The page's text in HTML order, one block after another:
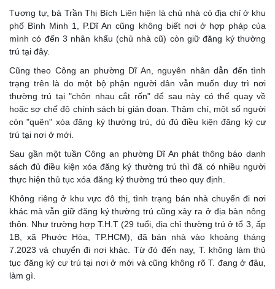
Tương tự, bà Trần Thị Bích Liên hiện là chủ nhà có địa chỉ ở khu
phố Bình Minh 1, P.Dĩ An cũng không biết nơi ở hợp pháp của
mình có đến 3 nhân khẩu (chủ nhà cũ) còn giữ đăng ký thường
trú tại đây.
Cũng theo Công an phường Dĩ An, nguyên nhân dẫn đến tình
trạng trên là do một bộ phận người dân vẫn muốn duy trì nơi
thường trú tại "chôn nhau cắt rốn" để sau này có thể quay về
hoặc sợ chế độ chính sách bị gián đoạn. Thậm chí, một số người
còn "quên" xóa đăng ký thường trú, dù đủ điều kiện đăng ký cư
trú tại nơi ở mới.
Sau gần một tuần Công an phường Dĩ An phát thông báo danh
sách đủ điều kiện xóa đăng ký thường trú thì đã có nhiều người
thực hiện thủ tục xóa đăng ký thường trú theo quy định.
Không riêng ở khu vực đô thị, tình trạng bán nhà chuyển đi nơi
khác mà vẫn giữ đăng ký thường trú cũng xảy ra ở địa bàn nông
thôn. Như trường hợp T.H.T (29 tuổi, địa chỉ thường trú ở tổ 3, ấp
1B, xã Phước Hòa, TP.HCM), đã bán nhà vào khoảng tháng
7.2023 và chuyển đi nơi khác. Từ đó đến nay, T. không làm thủ
tục đăng ký cư trú tại nơi ở mới và cũng không rõ T. đang ở đâu,
làm gì.